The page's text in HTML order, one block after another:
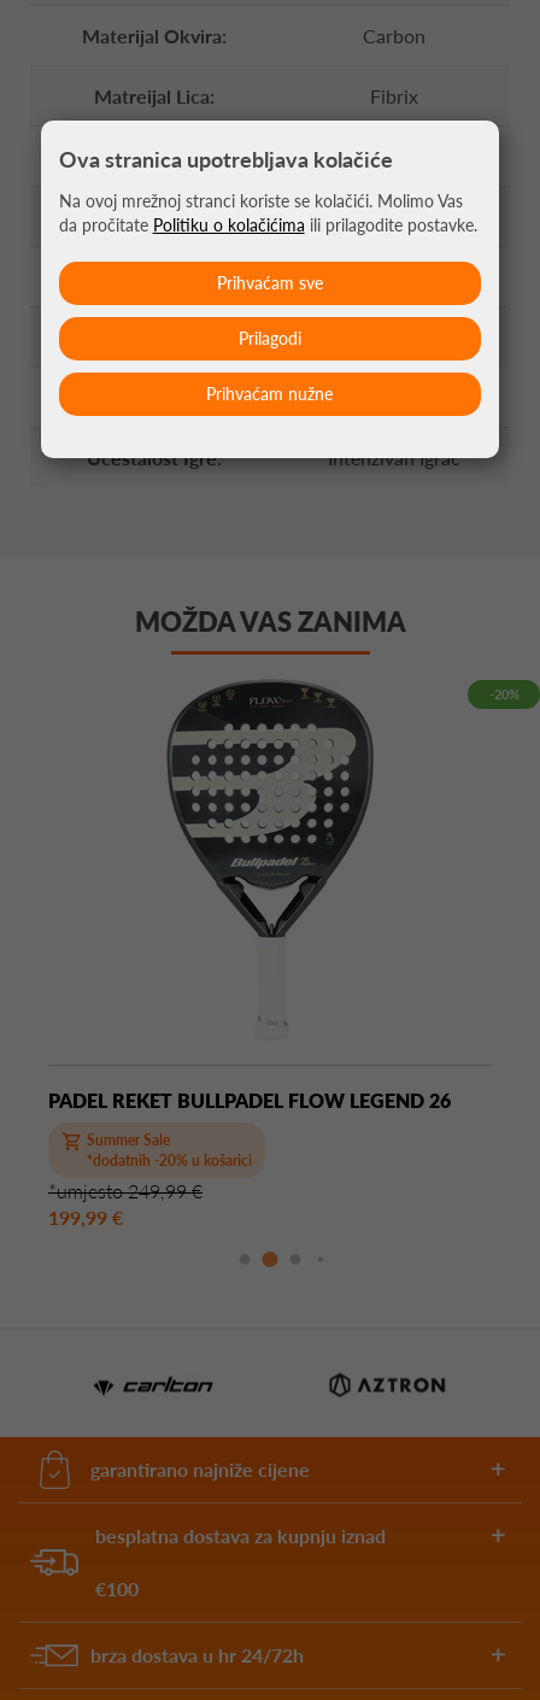
Materijal Okvira: Carbon
Matreijal Lica: Fibrix
Balans: Visoki
Sweet Spot Mali, Pri Vrhu
Učestalost Igre: Intenzivan Igrač
MOŽDA VAS ZANIMA
-20%
PADEL REKET BULLPADEL FLOW LEGEND 26
Summer Sale
*dodatnih -20% u košarici
*umjesto 249,99 €
199,99 €
garantirano najniže cijene
besplatna dostava za kupnju iznad
€100
brza dostava u hr 24/72h
Ova stranica upotrebljava kolačiće
Na ovoj mrežnoj stranci koriste se kolačići. Molimo Vas
da pročitate Politiku o kolačićima ili prilagodite postavke.
Prihvaćam nužne
Prilagodi
Prihvaćam sve